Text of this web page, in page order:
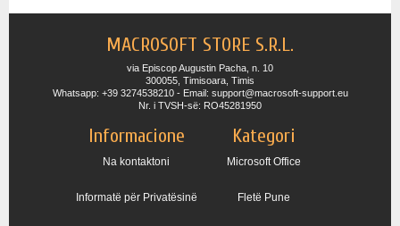
MACROSOFT STORE S.R.L.
via Episcop Augustin Pacha, n. 10
300055, Timisoara, Timis
Whatsapp: +39 3274538210 - Email: support@macrosoft-support.eu
Nr. i TVSH-së: RO45281950
Informacione
Na kontaktoni
Informatë për Privatësinë
Kategori
Microsoft Office
Fletë Pune